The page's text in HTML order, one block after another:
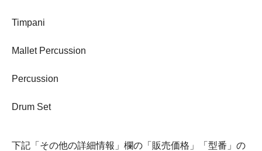
Timpani
Mallet Percussion
Percussion
Drum Set
下記「その他の詳細情報」欄の「販売価格」「型番」の